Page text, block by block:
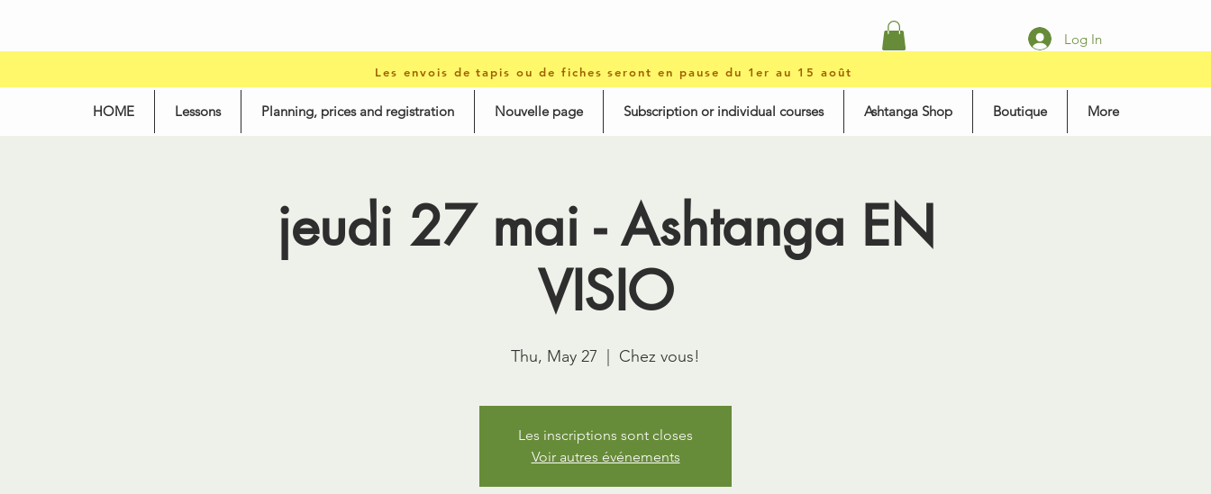
Log In
Les envois de tapis ou de fiches seront en pause du 1er au 15 août
HOME Lessons Planning, prices and registration Nouvelle page Subscription or individual courses Ashtanga Shop Boutique More
jeudi 27 mai - Ashtanga EN
VISIO
Thu, May 27 Chez vous!
Les inscriptions sont closes
Voir autres événements